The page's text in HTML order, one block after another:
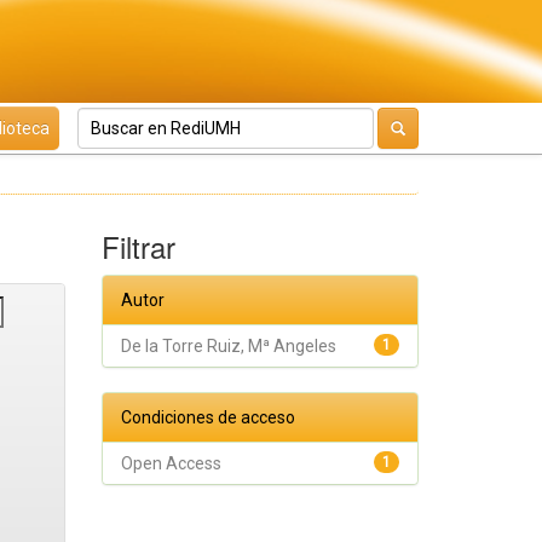
Filtrar
Autor
1
De la Torre Ruiz, Mª Angeles
Condiciones de acceso
1
Open Access